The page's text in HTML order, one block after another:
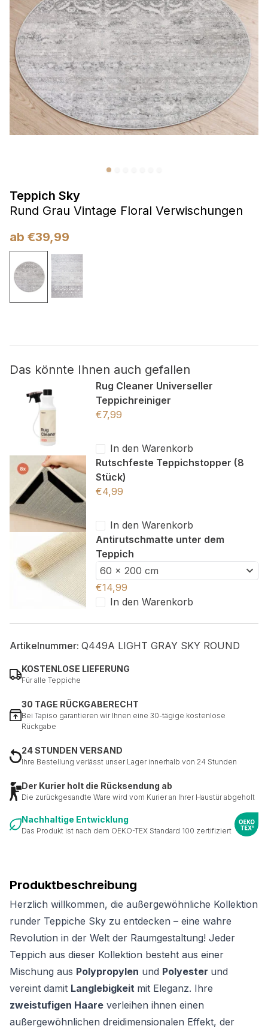
Teppich Sky
Rund Grau Vintage Floral Verwischungen
ab €39,99
Produktbeschreibung
Herzlich willkommen, die außergewöhnliche Kollektion
runder Teppiche Sky zu entdecken – eine wahre
Revolution in der Welt der Raumgestaltung! Jeder
Teppich aus dieser Kollektion besteht aus einer
Mischung aus Polypropylen und Polyester und
vereint damit Langlebigkeit mit Eleganz. Ihre
zweistufigen Haare verleihen ihnen einen
außergewöhnlichen dreidimensionalen Effekt, der
Das könnte Ihnen auch gefallen
Rug Cleaner Universeller
Teppichreiniger
€7,99
In den Warenkorb
Rutschfeste Teppichstopper (8
Stück)
€4,99
In den Warenkorb
Antirutschmatte unter dem
Teppich
60 x 200 cm
€14,99
In den Warenkorb
Artikelnummer: Q449A LIGHT GRAY SKY ROUND
KOSTENLOSE LIEFERUNG
Für alle Teppiche
30 TAGE RÜCKGABERECHT
Bei Tapiso garantieren wir Ihnen eine 30-tägige kostenlose
Rückgabe
24 STUNDEN VERSAND
Ihre Bestellung verlässt unser Lager innerhalb von 24 Stunden
Der Kurier holt die Rücksendung ab
Die zurückgesandte Ware wird vom Kurier an Ihrer Haustür abgeholt
Nachhaltige Entwicklung
Das Produkt ist nach dem OEKO-TEX Standard 100 zertifiziert
Präferenzen
Präferenz-Cookies ermöglichen es einer Website,
Informationen zu speichern, die die Art und Weise ändern,
wie die Website aussieht oder funktioniert, wie zum Beispiel
Ihre bevorzugte Sprache oder die Region, in der Sie sich
befinden.
Statistik
Marketing
Marketing-Cookies werden verwendet, um Benutzer über
Websites hinweg zu verfolgen. Das Ziel ist es, Anzeigen
anzuzeigen, die für den einzelnen Benutzer relevant und
ansprechend sind und somit wertvoller für Herausgeber und
Werbetreibende Dritter sind.
Nicht kategorisiert.
wurden.
Alle ablehnen
Meine Einstellungen speichern